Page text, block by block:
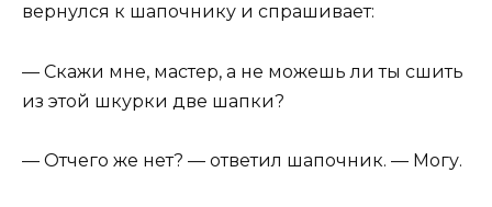
вернулся к шапочнику и спрашивает:
— Скажи мне, мастер, а не можешь ли ты сшить
из этой шкурки две шапки?
— Отчего же нет? — ответил шапочник. — Могу.